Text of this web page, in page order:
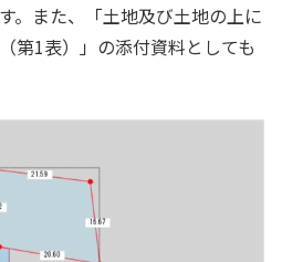
。また、「土地及び土地の上に
第1表）」の添付資料としても